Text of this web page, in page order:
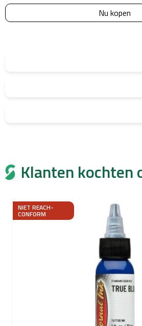
Nu kopen
Klanten kochten
NIET REACH-
CONFORM